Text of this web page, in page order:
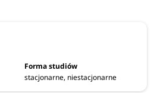
stacjonarne, niestacjonarne